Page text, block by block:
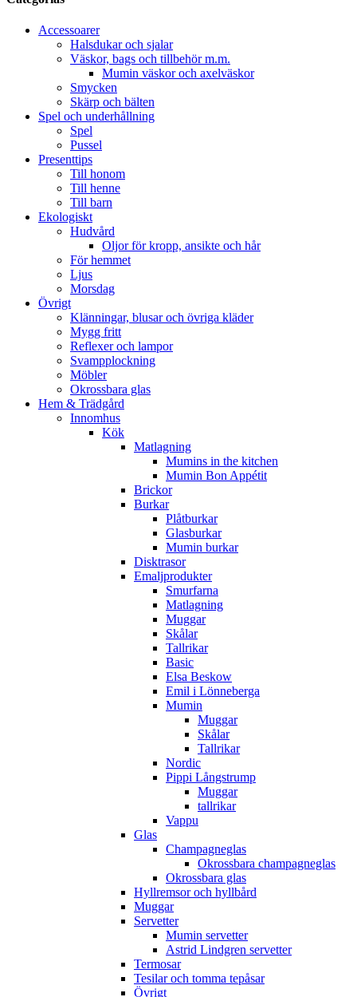
Accessoarer
Halsdukar och sjalar
Väskor, bags och tillbehör m.m.
Mumin väskor och axelväskor
Smycken
Skärp och bälten
Spel och underhållning
Spel
Pussel
Presenttips
Till honom
Till henne
Till barn
Ekologiskt
Hudvård
Oljor för kropp, ansikte och hår
För hemmet
Ljus
Morsdag
Övrigt
Klänningar, blusar och övriga kläder
Mygg fritt
Reflexer och lampor
Svampplockning
Möbler
Okrossbara glas
Hem & Trädgård
Innomhus
Kök
Matlagning
Mumins in the kitchen
Mumin Bon Appétit
Brickor
Burkar
Plåtburkar
Glasburkar
Mumin burkar
Disktrasor
Emaljprodukter
Smurfarna
Matlagning
Muggar
Skålar
Tallrikar
Basic
Elsa Beskow
Emil i Lönneberga
Mumin
Muggar
Skålar
Tallrikar
Nordic
Pippi Långstrump
Muggar
tallrikar
Vappu
Glas
Champagneglas
Okrossbara champagneglas
Okrossbara glas
Hyllremsor och hyllbård
Muggar
Servetter
Mumin servetter
Astrid Lindgren servetter
Termosar
Tesilar och tomma tepåsar
Övrigt